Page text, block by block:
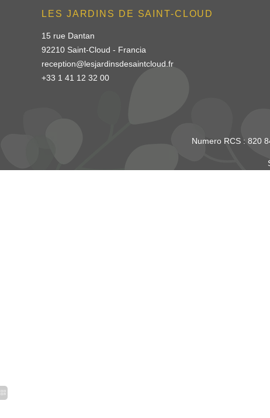
LES JARDINS DE SAINT-CLOUD
15 rue Dantan
92210 Saint-Cloud - Francia
reception@lesjardinsdesaintcloud.fr
+33 1 41 12 32 00
Numero RCS : 820